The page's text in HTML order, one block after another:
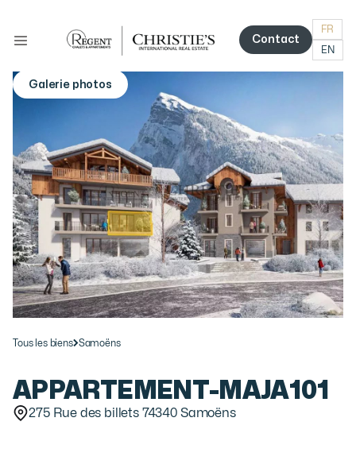
Galerie photos
More photos
Tous les biens Samoëns
APPARTEMENT- MAJA101
275 Rue des billets 74340 Samoëns
FR
EN
Contact
Contact